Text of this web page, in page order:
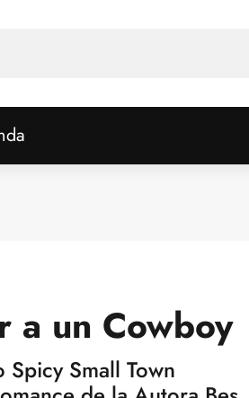
a un Cowboy
Small Town